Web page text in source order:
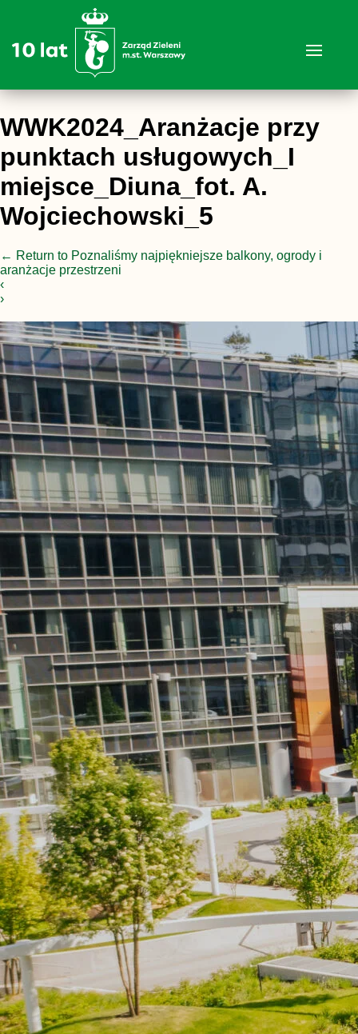
WWK2024_Aranżacje przy
punktach usługowych_I
miejsce_Diuna_fot. A.
Wojciechowski_5
← Return to Poznaliśmy najpiękniejsze balkony, ogrody i
aranżacje przestrzeni
‹
›